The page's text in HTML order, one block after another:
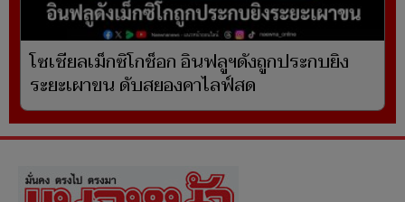
โซเชียลเม็กซิโกช็อก อินฟลูฯดังถูกประกบยิง
ระยะเผาขน ดับสยองคาไลฟ์สด